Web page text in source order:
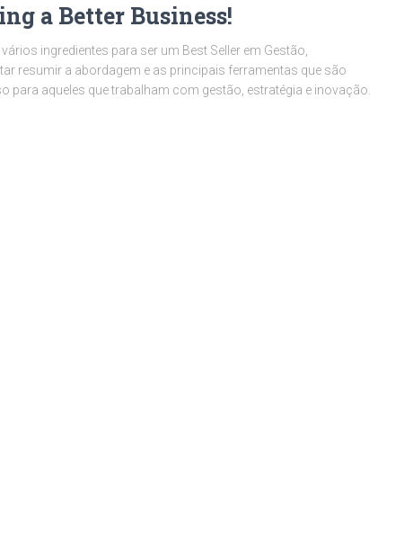
a Better Business!
ingredientes para ser um Best Seller em Gestão,
resumir a abordagem e as principais ferramentas que são
para aqueles que trabalham com gestão, estratégia e inovação.